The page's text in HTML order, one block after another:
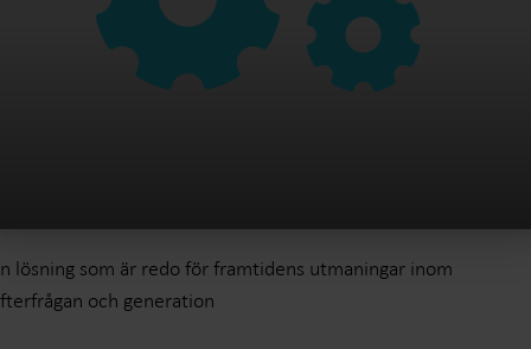
lösning som är redo för framtidens utmaningar inom
och generation